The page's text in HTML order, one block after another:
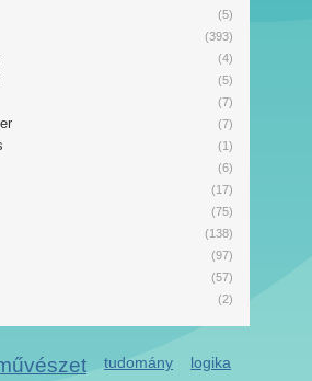
(5)
(393)
(4)
(5)
(7)
(7)
(1)
(6)
(17)
(75)
(138)
(97)
(57)
(2)
tudomány
logika